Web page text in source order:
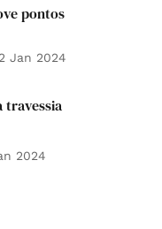
pontos
Jan 2024
travessia
2024